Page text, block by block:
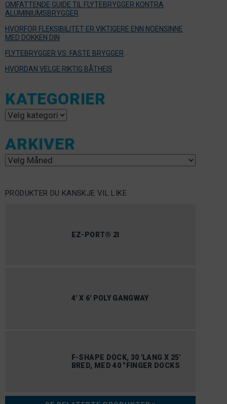
OMFATTENDE GUIDE TIL FLYTEBRYGGER KONTRA
ALUMINIUMSBRYGGER
HVORFOR FLEKSIBILITET ER VIKTIGERE ENN NOENSINNE
MED DOKKEN DIN
FLYTEBRYGGER VS. FASTE BRYGGER
HVORDAN VELGE RIKTIG BÅTHEIS
KATEGORIER
Kategorier
ARKIVER
Arkiver
PRODUKTER DU KANSKJE VIL LIKE
EZ-PORT® 2I
4′ X 6′ POLY GANGWAY
F-SHAPE DOCK, 30 'LANG X 25'
BRED, MED 40 "FINGER DOCKS